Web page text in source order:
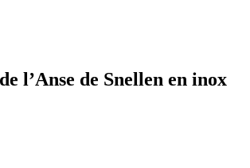
l’Anse de Snellen en inox